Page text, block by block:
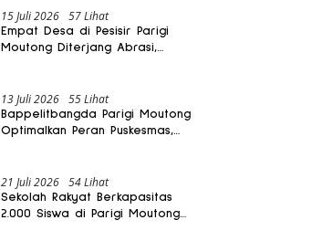
15 Juli 2026 57 Lihat
Empat Desa di Pesisir Parigi
Moutong Diterjang Abrasi,
13 Juli 2026 55 Lihat
Bappelitbangda Parigi Moutong
Optimalkan Peran Puskesmas,
21 Juli 2026 54 Lihat
Sekolah Rakyat Berkapasitas
2.000 Siswa di Parigi Moutong